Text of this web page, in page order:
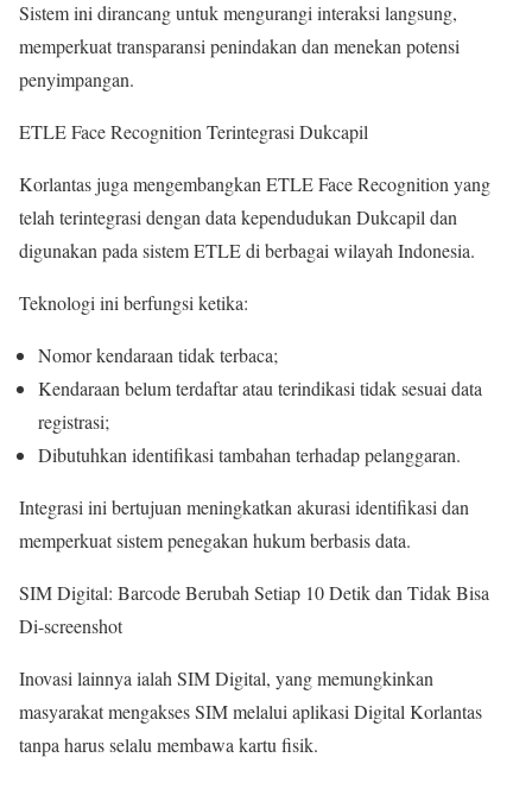
Sistem ini dirancang untuk mengurangi interaksi langsung,
memperkuat transparansi penindakan dan menekan potensi
penyimpangan.
ETLE Face Recognition Terintegrasi Dukcapil
Korlantas juga mengembangkan ETLE Face Recognition yang
telah terintegrasi dengan data kependudukan Dukcapil dan
digunakan pada sistem ETLE di berbagai wilayah Indonesia.
Teknologi ini berfungsi ketika:
Nomor kendaraan tidak terbaca;
Kendaraan belum terdaftar atau terindikasi tidak sesuai data
registrasi;
Dibutuhkan identifikasi tambahan terhadap pelanggaran.
Integrasi ini bertujuan meningkatkan akurasi identifikasi dan
memperkuat sistem penegakan hukum berbasis data.
SIM Digital: Barcode Berubah Setiap 10 Detik dan Tidak Bisa
Di-screenshot
Inovasi lainnya ialah SIM Digital, yang memungkinkan
masyarakat mengakses SIM melalui aplikasi Digital Korlantas
tanpa harus selalu membawa kartu fisik.